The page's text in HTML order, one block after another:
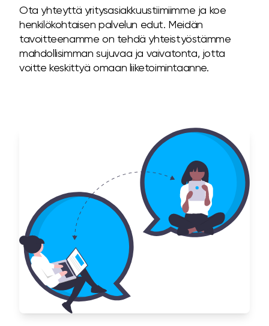
Ota yhteyttä yritysasiakkuustiimiimme ja koe
henkilökohtaisen palvelun edut. Meidän
tavoitteenamme on tehdä yhteistyöstämme
mahdollisimman sujuvaa ja vaivatonta, jotta
voitte keskittyä omaan liiketoimintaanne.